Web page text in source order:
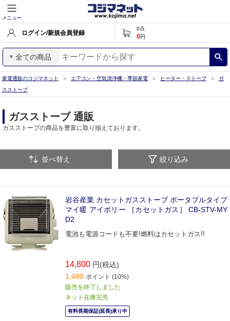
メニュー
ログイン/新規会員登録
0点
0円
全ての商品
家電通販のコジマネット エアコン・空気清浄機・季節家電 ヒーター・ストーブ
ガ
スストーブ
ガスストーブ 通販
ガスストーブの商品を豊富に取り揃えております。
並べ替え 絞り込み
岩谷産業 カセットガスストーブ ポータブルタイプ
マイ暖 アイボリー ［カセットガス］ CB-STV-MY
D2
電池も電源コードも不要!燃料はカセットガス!!
14,800 円(税込)
1,480 ポイント (10%)
販売を終了しました
ネット在庫完売
有料長期保証(延長)承り中